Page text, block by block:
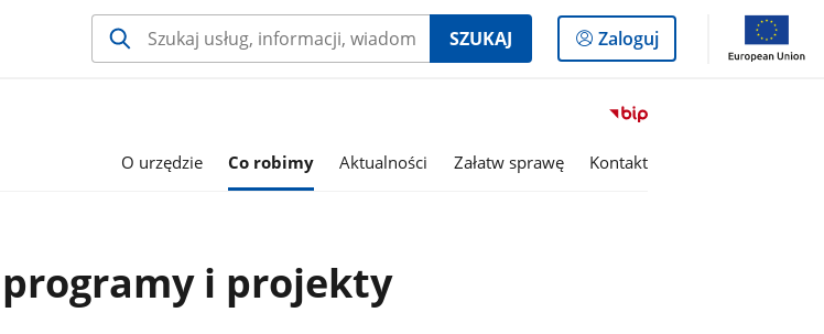
SZUKAJ
Logowanie
do
Zaloguj
Przejdź
serwisu
O urzędzie Co robimy Aktualności Załatw sprawę Kontakt
i projekty